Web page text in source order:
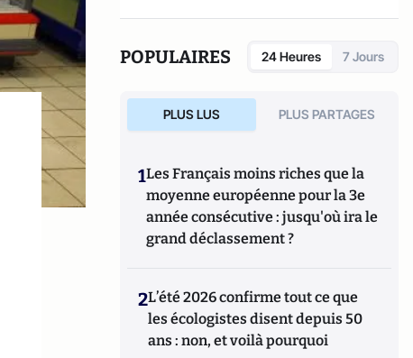
POPULAIRES 24 Heures 7 Jours
PLUS LUS PLUS PARTAGES
1Les Français moins riches que la
moyenne européenne pour la 3e
année consécutive : jusqu'où ira le
grand déclassement ?
2L’été 2026 confirme tout ce que
les écologistes disent depuis 50
ans : non, et voilà pourquoi